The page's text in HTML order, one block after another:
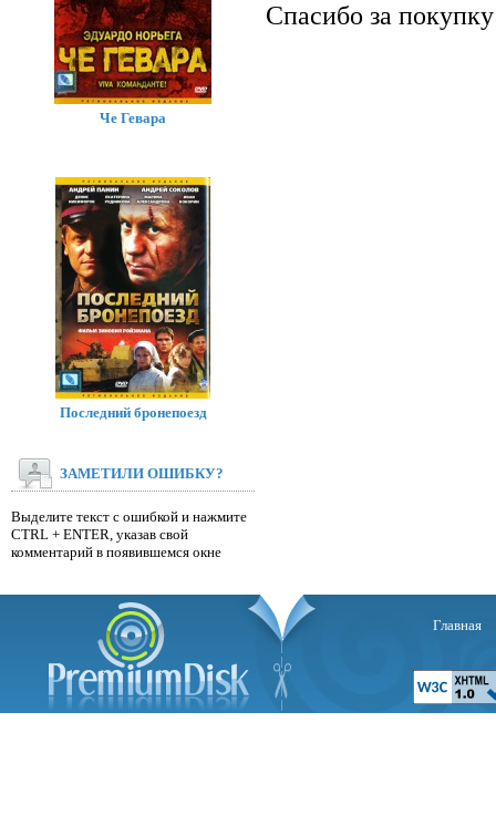
Спасибо за
Че Гевара
Последний бронепоезд
ЗАМЕТИЛИ ОШИБКУ?
Выделите текст с ошибкой и нажмите
CTRL + ENTER, указав свой
комментарий в появившемся окне
Главная